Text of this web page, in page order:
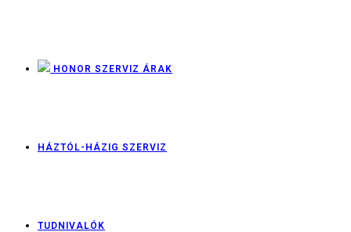
HONOR SZERVIZ ÁRAK
HÁZTÓL-HÁZIG SZERVIZ
TUDNIVALÓK